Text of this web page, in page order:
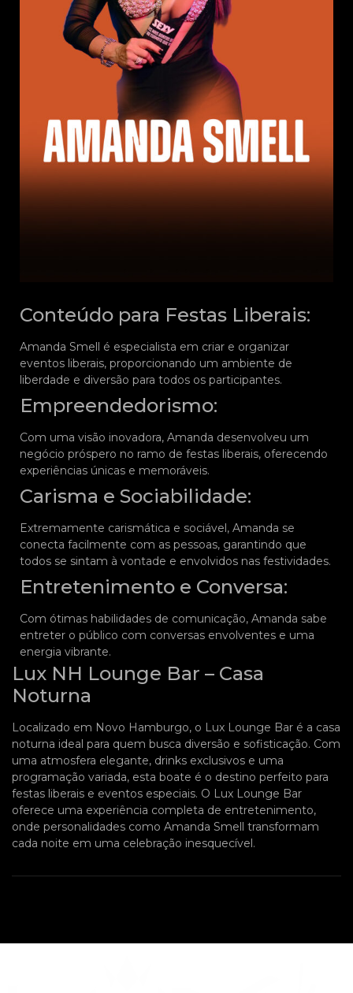
Conteúdo para Festas Liberais:
Amanda Smell é especialista em criar e organizar
eventos liberais, proporcionando um ambiente de
liberdade e diversão para todos os participantes.
Empreendedorismo:
Com uma visão inovadora, Amanda desenvolveu um
negócio próspero no ramo de festas liberais, oferecendo
experiências únicas e memoráveis.
Carisma e Sociabilidade:
Extremamente carismática e sociável, Amanda se
conecta facilmente com as pessoas, garantindo que
todos se sintam à vontade e envolvidos nas festividades.
Entretenimento e Conversa:
Com ótimas habilidades de comunicação, Amanda sabe
entreter o público com conversas envolventes e uma
energia vibrante.
Lux NH Lounge Bar – Casa
Noturna
Localizado em Novo Hamburgo, o Lux Lounge Bar é a casa
noturna ideal para quem busca diversão e sofisticação. Com
uma atmosfera elegante, drinks exclusivos e uma
programação variada, esta boate é o destino perfeito para
festas liberais e eventos especiais. O Lux Lounge Bar
oferece uma experiência completa de entretenimento,
onde personalidades como Amanda Smell transformam
cada noite em uma celebração inesquecível.